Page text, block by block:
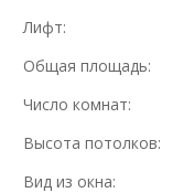
Лифт:
Общая площадь:
Число комнат:
Высота потолков:
Вид из окна: